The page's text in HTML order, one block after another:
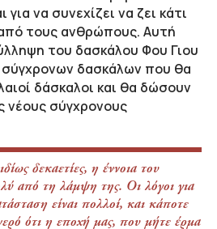
να συνεχίζει να ζει κάτι
τους ανθρώπους. Αυτή
του δασκάλου Φου Γιου
δασκάλων που θα
δάσκαλοι και θα δώσουν
νέους σύγχρονους
δεκαετίες, η έννοια του
από τη λάμψη της. Οι λόγοι για
είναι πολλοί, και κάποτε
ότι η εποχή μας, που μήτε έρμα